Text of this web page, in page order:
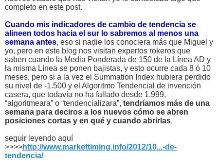
completo en este post.
Cuando mis indicadores de cambio de tendencia se
alineen todos hacia el sur lo sabremos al menos una
semana antes, eso si nadie los conociera más que Miguel y
yo, pero en este blog nos visitan expertos rokeros que
saben cuando la Media Ponderada de 150 de la Línea AD y
la misma Línea se ponen bajistas, y esto ocurre cada 8 ó 10
meses, pero si a la vez el Summation Index hubiera perdido
su nivel de -1.500 y el Algoritmo Tendencial de invención
casera, que todavía no ha fallado desde 1.999,
“algoritmeara” o “tendencializara”, tendríamos más de una
semana para deciros a los nuevos cómo se abren
posiciones cortas y en qué y cuando abrirlas.
seguir leyendo aquí
>>>>http://www.markettiming.info/2012/10...-de-
tendencia/